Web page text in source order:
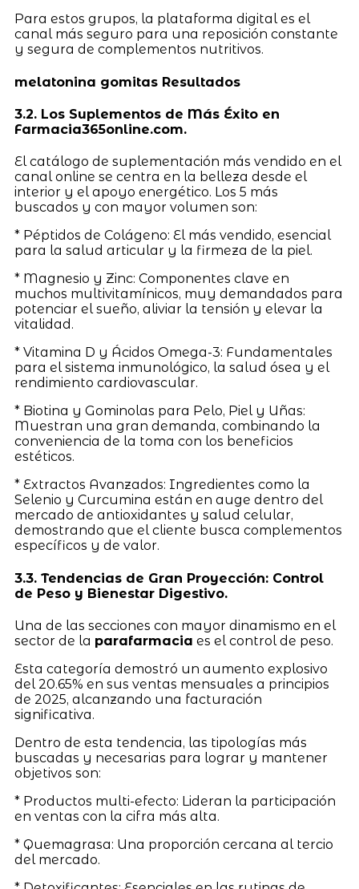
Para estos grupos, la plataforma digital es el
canal más seguro para una reposición constante
y segura de complementos nutritivos.
melatonina gomitas Resultados
3.2. Los Suplementos de Más Éxito en
Farmacia365online.com.
El catálogo de suplementación más vendido en el
canal online se centra en la belleza desde el
interior y el apoyo energético. Los 5 más
buscados y con mayor volumen son:
* Péptidos de Colágeno: El más vendido, esencial
para la salud articular y la firmeza de la piel.
* Magnesio y Zinc: Componentes clave en
muchos multivitamínicos, muy demandados para
potenciar el sueño, aliviar la tensión y elevar la
vitalidad.
* Vitamina D y Ácidos Omega-3: Fundamentales
para el sistema inmunológico, la salud ósea y el
rendimiento cardiovascular.
* Biotina y Gominolas para Pelo, Piel y Uñas:
Muestran una gran demanda, combinando la
conveniencia de la toma con los beneficios
estéticos.
* Extractos Avanzados: Ingredientes como la
Selenio y Curcumina están en auge dentro del
mercado de antioxidantes y salud celular,
demostrando que el cliente busca complementos
específicos y de valor.
3.3. Tendencias de Gran Proyección: Control
de Peso y Bienestar Digestivo.
Una de las secciones con mayor dinamismo en el
sector de la parafarmacia es el control de peso.
Esta categoría demostró un aumento explosivo
del 20.65% en sus ventas mensuales a principios
de 2025, alcanzando una facturación
significativa.
Dentro de esta tendencia, las tipologías más
buscadas y necesarias para lograr y mantener
objetivos son:
* Productos multi-efecto: Lideran la participación
en ventas con la cifra más alta.
* Quemagrasa: Una proporción cercana al tercio
del mercado.